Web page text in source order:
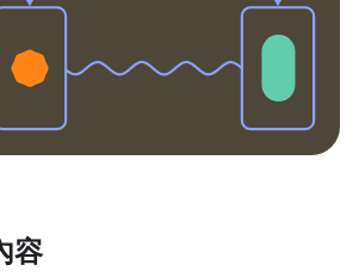
容